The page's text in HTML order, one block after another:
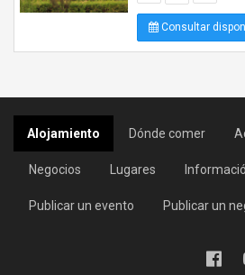
Consultar
Alojamiento Dónde comer
Negocios Lugares
Publicar un evento Publicar un